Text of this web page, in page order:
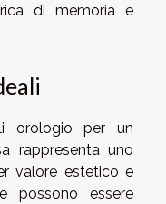
di memoria e
orologio per un
rappresenta uno
valore estetico e
possono essere